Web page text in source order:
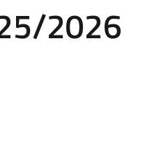
2026